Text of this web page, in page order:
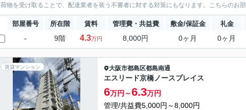
荷物を受け取ることで、配達業者を装う不審者に対する対策にもなります。こちらのお
部屋番号 所在階 賃料 管理費・共益費 敷金/保証金 礼金
- 9階 4.3万円 8,000円 0ヶ月 0ヶ月
賃貸マンション 大阪市都島区都島南通
エスリード京橋ノースプレイス
6万円～6.3万円
管理/共益費5,000円～8,000円